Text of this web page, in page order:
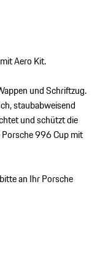
Aero Kit.
und Schriftzug.
staubabweisend
und schützt die
996 Cup mit
an Ihr Porsche